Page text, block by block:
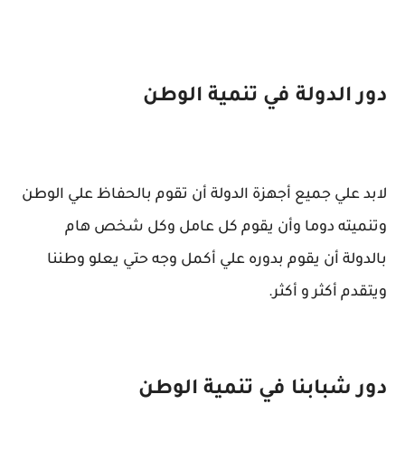
دور الدولة في تنمية الوطن
لابد علي جميع أجهزة الدولة أن تقوم بالحفاظ علي الوطن
وتنميته دوما وأن يقوم كل عامل وكل شخص هام
بالدولة أن يقوم بدوره علي أكمل وجه حتي يعلو وطننا
ويتقدم أكثر و أكثر.
دور شبابنا في تنمية الوطن